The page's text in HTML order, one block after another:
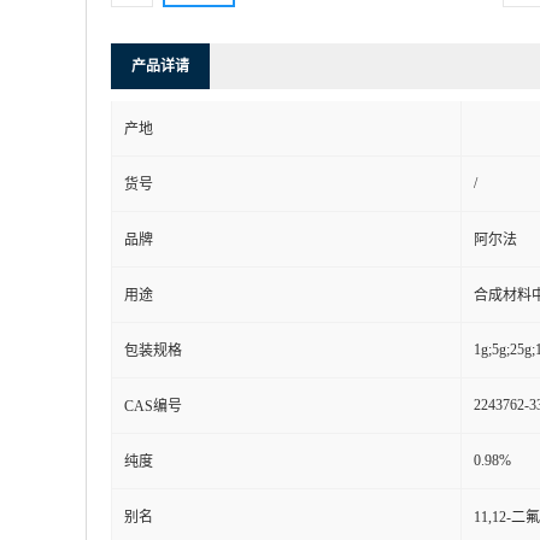
产品详请
产地
货号 /
品牌 阿尔法
用途 合成材料
包装规格
CAS编号 2243762-
纯度 0.98%
别名 11,12-二